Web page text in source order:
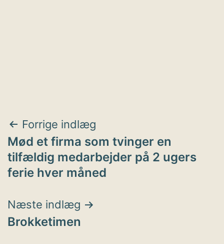
Indlægsnavigation
Forrige indlæg
Mød et firma som tvinger en
tilfældig medarbejder på 2 ugers
ferie hver måned
Næste indlæg
Brokketimen